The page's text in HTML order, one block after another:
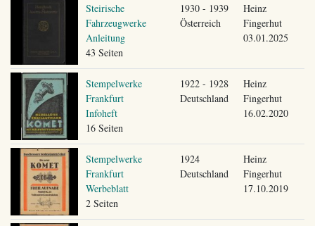
Steirische
Fahrzeugwerke
Anleitung
43 Seiten
1930 - 1939
Österreich
Heinz
Fingerhut
03.01.2025
Stempelwerke
Frankfurt
Infoheft
16 Seiten
1922 - 1928
Deutschland
Heinz
Fingerhut
16.02.2020
Stempelwerke
Frankfurt
Werbeblatt
2 Seiten
1924
Deutschland
Heinz
Fingerhut
17.10.2019